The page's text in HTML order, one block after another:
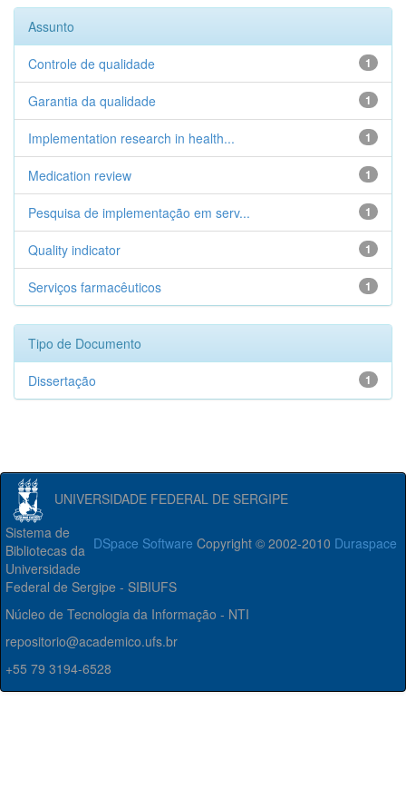
Assunto
1
Controle de qualidade
1
Garantia da qualidade
1
Implementation research in health...
1
Medication review
1
Pesquisa de implementação em serv...
1
Quality indicator
1
Serviços farmacêuticos
Tipo de Documento
1
Dissertação
UNIVERSIDADE FEDERAL DE SERGIPE
DSpace Software Copyright © 2002-2010 Duraspace
Sistema de
Bibliotecas da
Universidade
Federal de Sergipe - SIBIUFS
Núcleo de Tecnologia da Informação - NTI
repositorio@academico.ufs.br
+55 79 3194-6528